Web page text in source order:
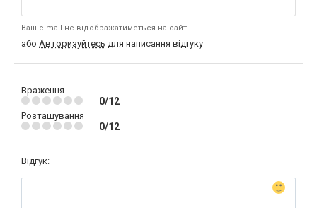
Ваш e-mail не відображатиметься на сайті
або Авторизуйтесь для написання відгуку
Враження
0/12
Розташування
0/12
Відгук: